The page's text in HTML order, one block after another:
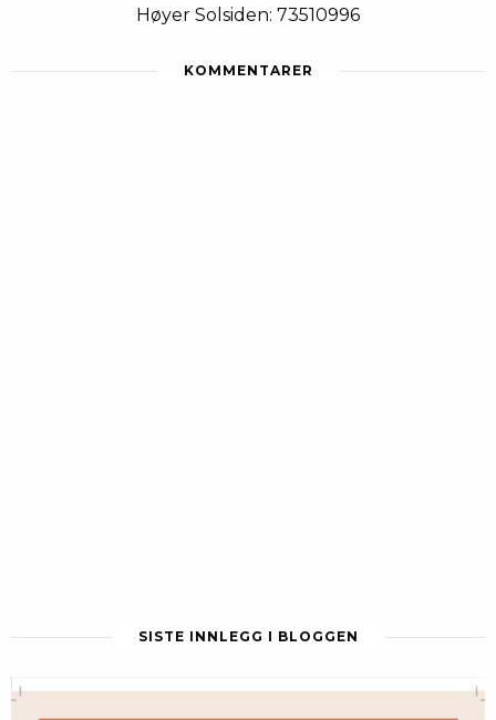
Høyer Solsiden: 73510996
KOMMENTARER
SISTE INNLEGG I BLOGGEN